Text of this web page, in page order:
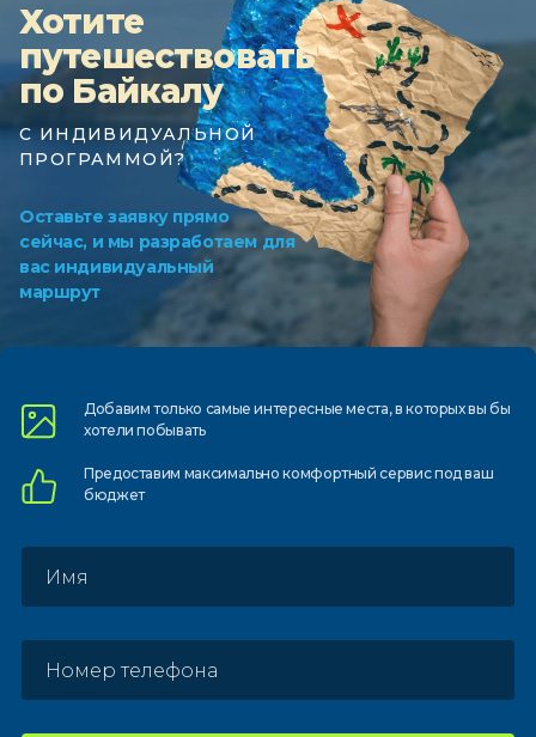
Хотите
путешествовать
по Байкалу
С ИНДИВИДУАЛЬНОЙ
ПРОГРАММОЙ?
Оставьте заявку прямо
сейчас, и мы разработаем для
вас индивидуальный
маршрут
Добавим только самыеинтересные места, в которыхвы бы
хотели побывать
Предоставим максимально комфортныйсервис под ваш
бюджет